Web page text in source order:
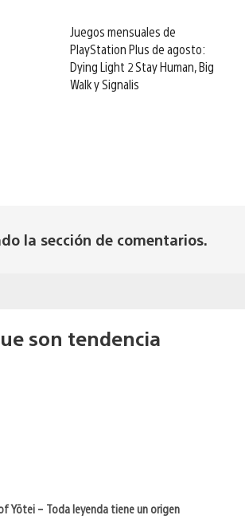
Juegos mensuales de
PlayStation Plus de agosto:
Dying Light 2 Stay Human, Big
Walk y Signalis
la sección de comentarios.
son tendencia
Yōtei – Toda leyenda tiene un origen